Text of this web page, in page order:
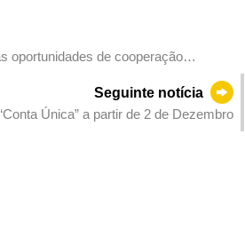
oportunidades de cooperação
Seguinte notícia
Única” a partir de 2 de Dezembro